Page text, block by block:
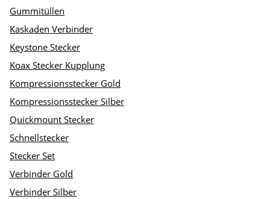
Gummitüllen
Kaskaden Verbinder
Keystone Stecker
Koax Stecker Kupplung
Kompressionsstecker Gold
Kompressionsstecker Silber
Quickmount Stecker
Schnellstecker
Stecker Set
Verbinder Gold
Verbinder Silber